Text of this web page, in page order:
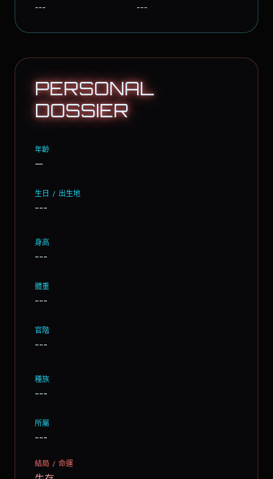
--- ---
PERSONAL
DOSSIER
年齡
—
生日 / 出生地
---
身高
---
體重
---
官階
---
種族
---
所屬
---
結局 / 命運